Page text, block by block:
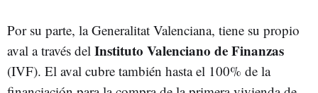
Por su parte, la Generalitat Valenciana, tiene su propio
aval a través del Instituto Valenciano de Finanzas
(IVF). El aval cubre también hasta el 100% de la